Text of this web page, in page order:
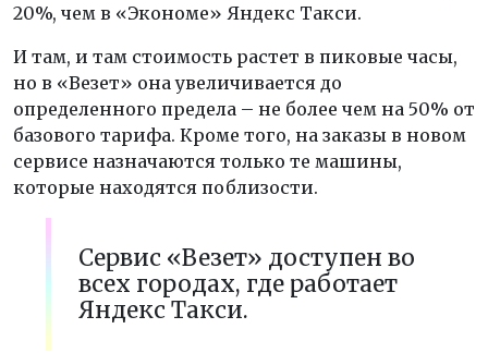
20%, чем в «Экономе» Яндекс Такси.
И там, и там стоимость растет в пиковые часы,
но в «Везет» она увеличивается до
определенного предела – не более чем на 50% от
базового тарифа. Кроме того, на заказы в новом
сервисе назначаются только те машины,
которые находятся поблизости.
Сервис «Везет» доступен во
всех городах, где работает
Яндекс Такси.